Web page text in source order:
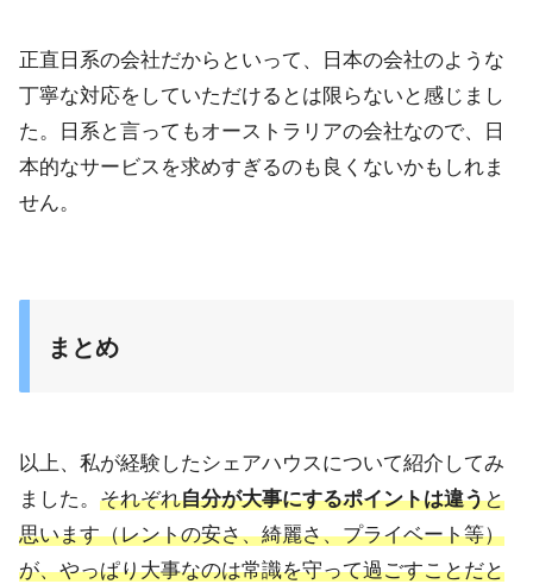
正直日系の会社だからといって、
日本の会社のような
丁寧な対応をしていただけるとは限らないと感じまし
た。日系と言ってもオーストラリアの会社なので、日
本的なサービスを求めすぎるのも良くないかもしれま
せん。
まとめ
以上、私が経験したシェアハウスについて紹介してみ
ました。 それぞれ自分が大事にするポイントは違うと
思います（レントの安さ、綺麗さ、プライベート等）
が、やっぱり大事なのは常識を守って過ごすことだと